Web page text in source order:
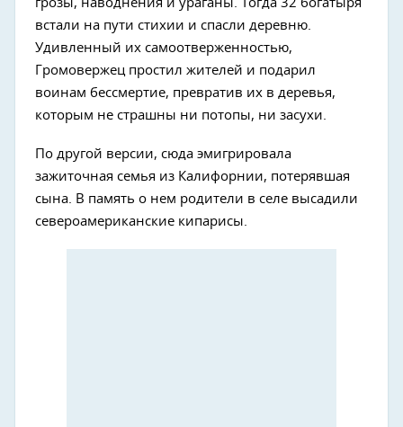
грозы, наводнения и ураганы. Тогда 32 богатыря
встали на пути стихии и спасли деревню.
Удивленный их самоотверженностью,
Громовержец простил жителей и подарил
воинам бессмертие, превратив их в деревья,
которым не страшны ни потопы, ни засухи.
По другой версии, сюда эмигрировала
зажиточная семья из Калифорнии, потерявшая
сына. В память о нем родители в селе высадили
североамериканские кипарисы.